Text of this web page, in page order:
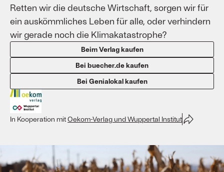
Retten wir die deutsche Wirtschaft, sorgen wir für
ein auskömmliches Leben für alle, oder verhindern
wir gerade noch die Klimakatastrophe?
Beim Verlag kaufen
Bei buecher.de kaufen
Bei Genialokal kaufen
In Kooperation mitOekom-Verlag und Wuppertal Institut